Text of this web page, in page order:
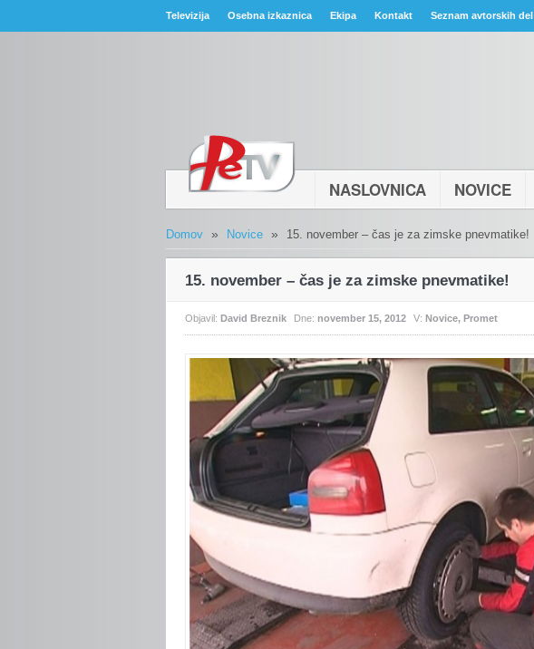
Televizija Osebna izkaznica Ekipa Kontakt Seznam avtorskih del
NASLOVNICA NOVICE
Domov » Novice » 15. november – čas je za zimske pnevmatike!
15. november – čas je za zimske pnevmatike!
Objavil: David Breznik Dne: november 15, 2012 V: Novice, Promet